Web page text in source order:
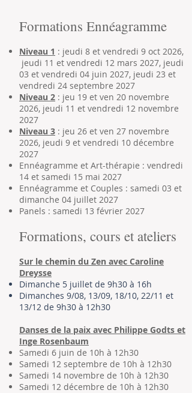
Formations Ennéagramme
Niveau 1 : jeudi 8 et vendredi 9 oct 2026,
jeudi 11 et vendredi 12 mars 2027, jeudi
03 et vendredi 04 juin 2027, jeudi 23 et
vendredi 24 septembre 2027
Niveau 2 : jeu 19 et ven 20 novembre
2026, jeudi 11 et vendredi 12 novembre
2027
Niveau 3 : jeu 26 et ven 27 novembre
2026, jeudi 9 et vendredi 10 décembre
2027
Ennéagramme et Art-thérapie : vendredi
14 et samedi 15 mai 2027
Ennéagramme et Couples : samedi 03 et
dimanche 04 juillet 2027
Panels : samedi 13 février 2027
Formations, cours et ateliers
Sur le chemin du Zen avec Caroline
Dreysse
Dimanche 5 juillet de 9h30 à 16h
Dimanches 9/08, 13/09, 18/10, 22/11 et
13/12 de 9h30 à 12h30
Danses de la paix avec Philippe Godts et
Inge Rosenbaum
Samedi 6 juin de 10h à 12h30
Samedi 12 septembre de 10h à 12h30
Samedi 14 novembre de 10h à 12h30
Samedi 12 décembre de 10h à 12h30